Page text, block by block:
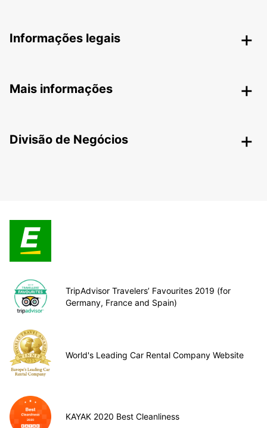
Informações legais
Mais informações
Divisão de Negócios
TripAdvisor Travelers’ Favourites 2019 (for
Germany, France and Spain)
World's Leading Car Rental Company Website
KAYAK 2020 Best Cleanliness